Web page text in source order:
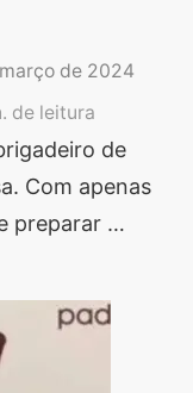
março de 2024
de leitura
de
Com apenas
preparar …